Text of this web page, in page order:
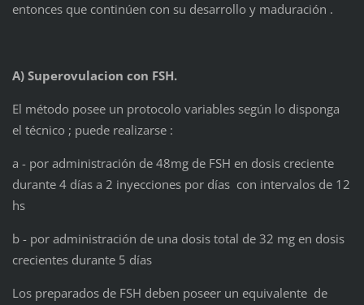
entonces que continúen con su desarrollo y maduración .
A) Superovulacion con FSH.
El método posee un protocolo variables según lo disponga
el técnico ; puede realizarse :
a - por administración de 48mg de FSH en dosis creciente
durante 4 días a 2 inyecciones por días con intervalos de 12
hs
b - por administración de una dosis total de 32 mg en dosis
crecientes durante 5 días
Los preparados de FSH deben poseer un equivalente de